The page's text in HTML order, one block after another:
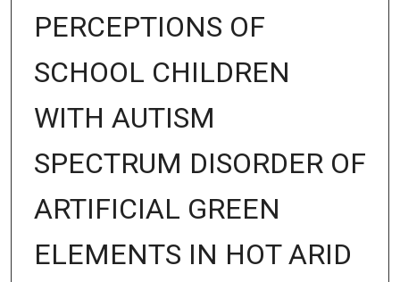
PERCEPTIONS OF
SCHOOL CHILDREN
WITH AUTISM
SPECTRUM DISORDER OF
ARTIFICIAL GREEN
ELEMENTS IN HOT ARID